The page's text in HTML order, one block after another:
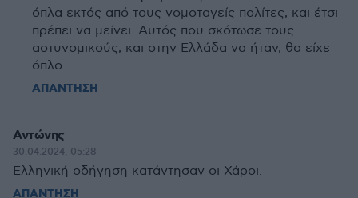
όπλα εκτός από τους νομοταγείς πολίτες, και έτσι
πρέπει να μείνει. Αυτός που σκότωσε τους
αστυνομικούς, και στην Ελλάδα να ήταν, θα είχε
όπλο.
ΑΠΑΝΤΗΣΗ
Αντώνης
30.04.2024, 05:28
Ελληνική οδήγηση κατάντησαν οι Χάροι.
ΑΠΑΝΤΗΣΗ